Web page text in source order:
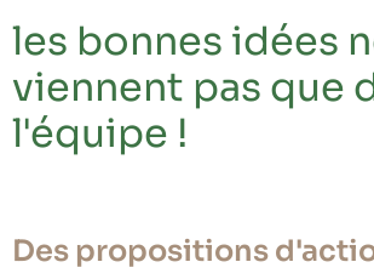
les bonnes idées
viennent pas que
l'équipe !
Des propositions